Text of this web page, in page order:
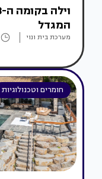
המגדל
מערכת בית ונוי
חומרים וטכנולוגיות